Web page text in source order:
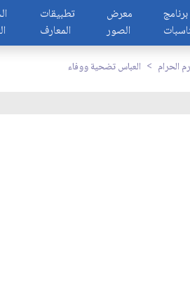
تطبيقات
المعارف
معرض
الصور
برنامج
الحرام العباس تضحية ووفاء